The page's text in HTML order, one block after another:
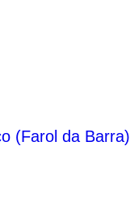
(Farol da Barra)